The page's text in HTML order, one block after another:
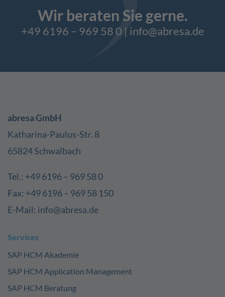
Wir beraten Sie gerne.
+49 6196 – 969 58 0 | info@abresa.de
abresa GmbH
Katharina-Paulus-Str. 8
65824 Schwalbach
Tel.: +49 6196 – 969 58 0
Fax: +49 6196 – 969 58 150
E-Mail: info@abresa.de
Services
SAP HCM Akademie
SAP HCM Application Management
SAP HCM Beratung